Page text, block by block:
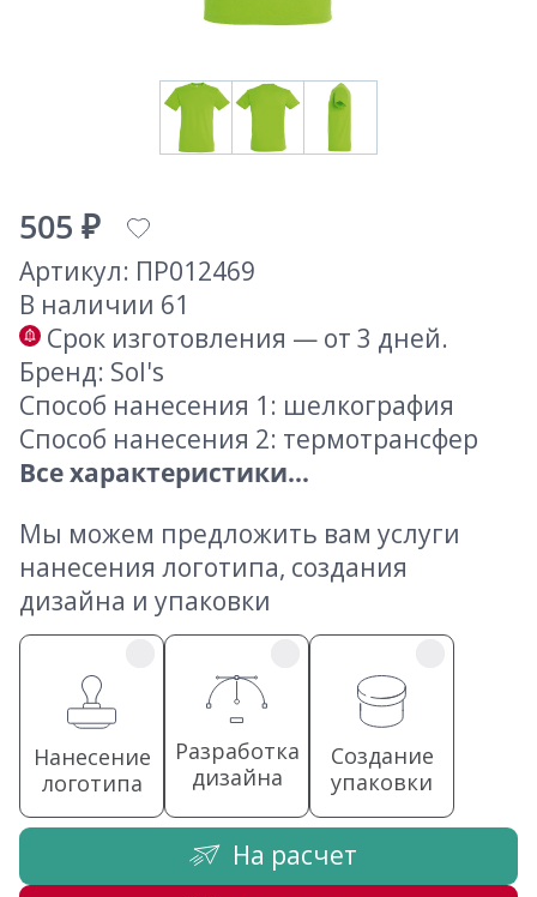
505 ₽
Артикул: ПР012469
В наличии 61
Срок изготовления — от 3 дней.
Бренд: Sol's
Способ нанесения 1: шелкография
Способ нанесения 2: термотрансфер
Все характеристики...
Мы можем предложить вам услуги
нанесения логотипа, создания
дизайна и упаковки
Нанесение
логотипа
Разработка
дизайна
Создание
упаковки
На расчет